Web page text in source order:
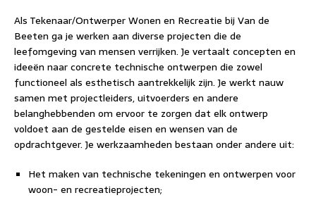
Als Tekenaar/Ontwerper Wonen en Recreatie bij Van de
Beeten ga je werken aan diverse projecten die de
leefomgeving van mensen verrijken. Je vertaalt concepten en
ideeën naar concrete technische ontwerpen die zowel
functioneel als esthetisch aantrekkelijk zijn. Je werkt nauw
samen met projectleiders, uitvoerders en andere
belanghebbenden om ervoor te zorgen dat elk ontwerp
voldoet aan de gestelde eisen en wensen van de
opdrachtgever. Je werkzaamheden bestaan onder andere uit:
Het maken van technische tekeningen en ontwerpen voor
woon- en recreatieprojecten;